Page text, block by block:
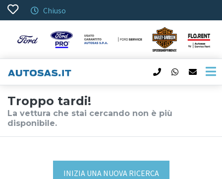
Chiuso
Troppo tardi!
La vettura che stai cercando non è più
disponibile.
INIZIA UNA NUOVA RICERCA